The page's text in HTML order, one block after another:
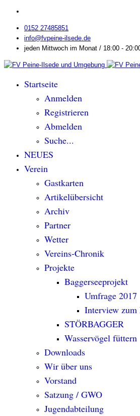
0152 27485851
info@fvpeine-ilsede.de
jeden Mittwoch im Monat / 18:00 -
Startseite
Anmelden
Registrieren
Abmelden
Suche...
NEUES
Verein
Gastkarten
Artikelübersicht
Archiv
Partner
Wetter
Vereins-Chronik
Projekte
Baggerseeprojekt
Umfrage 2017
Interview zum
STÖRBAGGER
Wasservögel füttern
Downloads
Wir über uns
Vorstand
Satzung / GWO
Jugendabteilung